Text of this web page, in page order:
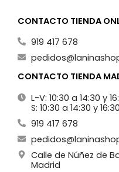
CONTACTO TIENDA
919 417 678
CONTACTO TIENDA
L-V: 10:30 a 14:30 y
S: 10:30 a 14:30 y
919 417 678
Calle de Núñez de
Madrid